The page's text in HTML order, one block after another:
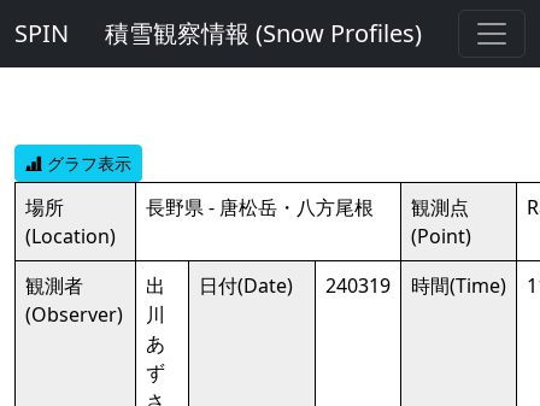
SPIN 積雪観察情報 (Snow Profiles)
グラフ表示
場所
(Location)
長野県 - 唐松岳・八方尾根
観測点
(Point)
観測者
(Observer)
出
川
あ
ず
日付(Date) 240319 時間(Time)